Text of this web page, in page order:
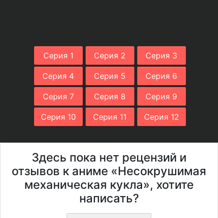
Серия 1 Серия 2 Серия 3
Серия 4 Серия 5 Серия 6
Серия 7 Серия 8 Серия 9
Серия 10 Серия 11 Серия 12
Здесь пока нет рецензий и
отзывов к аниме «Несокрушимая
механическая кукла», хотите
написать?